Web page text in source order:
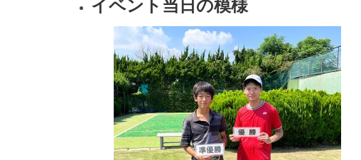
イベント当日の模様